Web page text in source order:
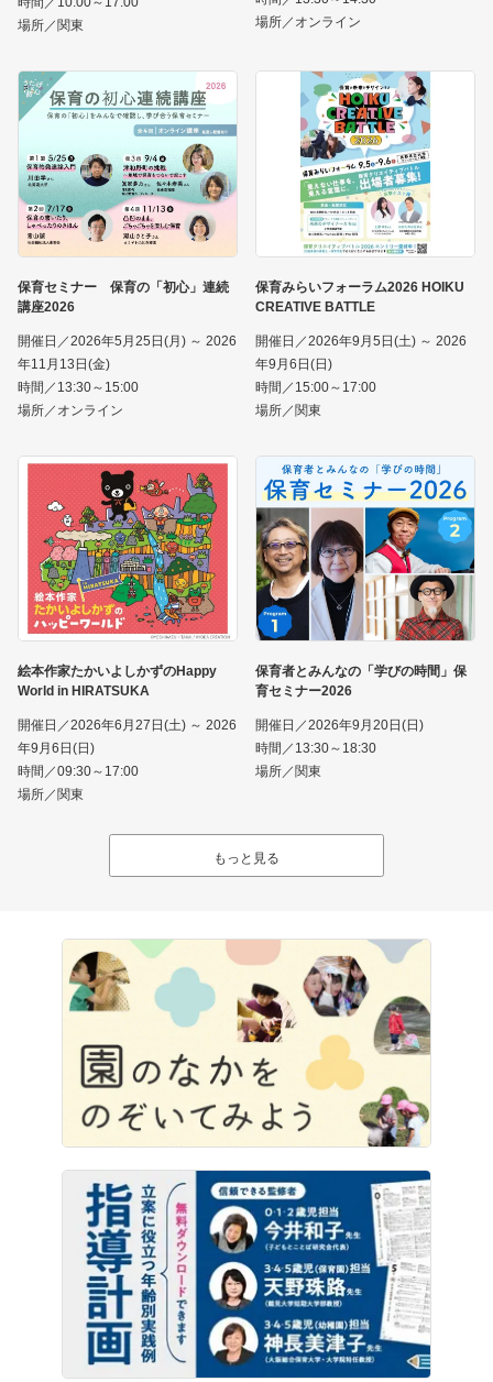
場所／関東
場所／オンライン
保育セミナー 保育の「初心」連続
講座2026
開催日／2026年5月25日(月) ～ 2026
年11月13日(金)
時間／13:30～15:00
場所／オンライン
保育みらいフォーラム2026 HOIKU
CREATIVE BATTLE
開催日／2026年9月5日(土) ～ 2026
年9月6日(日)
時間／15:00～17:00
場所／関東
絵本作家たかいよしかずのHappy
World in HIRATSUKA
開催日／2026年6月27日(土) ～ 2026
年9月6日(日)
時間／09:30～17:00
場所／関東
保育者とみんなの「学びの時間」保
育セミナー2026
開催日／2026年9月20日(日)
時間／13:30～18:30
場所／関東
もっと見る